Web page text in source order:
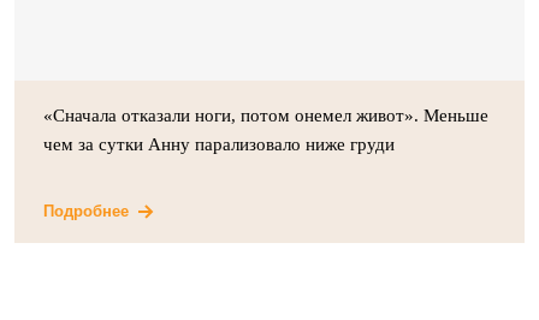
«Сначала отказали ноги, потом онемел живот». Меньше
чем за сутки Анну парализовало ниже груди
Подробнее